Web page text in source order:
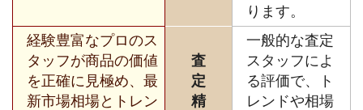
ります。
経験豊富なプロのス
タッフが商品の価値
を正確に見極め、最
新市場相場とトレン
査
定
精
一般的な査定
スタッフによ
る評価で、ト
レンドや相場